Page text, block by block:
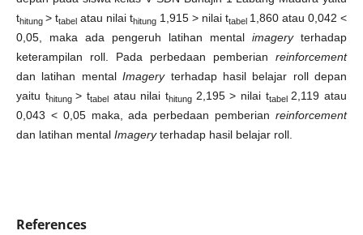
thitung> ttabel atau nilai thitung 1,915 > nilai ttabel 1,860 atau 0,042 <
0,05, maka ada pengeruh latihan mentalimageryterhadap
keterampilan roll. Pada perbedaan pemberianreinforcement
dan latihan mentalImagery terhadap hasil belajar roll depan
yaitu thitung> ttabelatau nilai thitung 2,195 > nilai ttabel2,119 atau
0,043 < 0,05 maka, ada perbedaan pemberianreinforcement
dan latihan mental Imageryterhadap hasil belajar roll.
References